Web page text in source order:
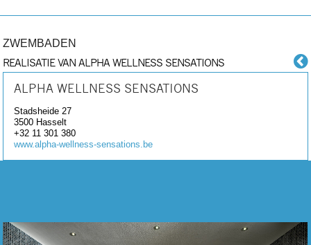
ZWEMBADEN
REALISATIE VAN ALPHA WELLNESS SENSATIONS
ALPHA WELLNESS SENSATIONS
Stadsheide 27
3500 Hasselt
+32 11 301 380
www.alpha-wellness-sensations.be